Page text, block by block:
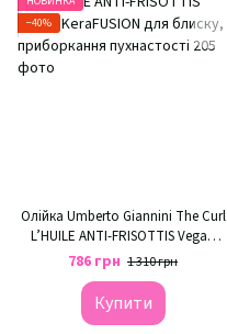
−40%
Олійка Umberto Giannini The Curl
L’HUILE ANTI-FRISOTTIS Vegan
KeraFUSION для блиску,
приборкання пухнастості
786 грн 1 310 грн
Купити